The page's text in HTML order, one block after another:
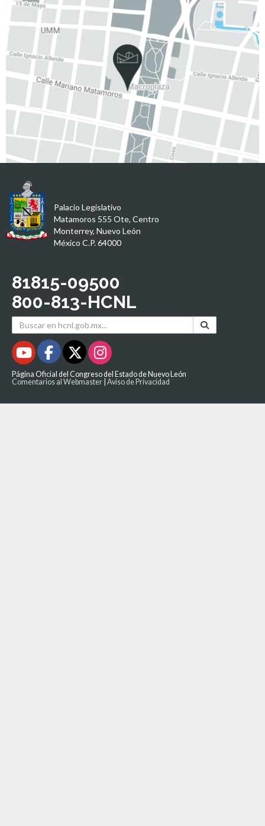
Palacio Legislativo
Matamoros 555 Ote, Centro
Monterrey, Nuevo León
México C.P. 64000
81815-09500
800-813-HCNL
Página Oficial del Congreso del Estado de Nuevo León
Comentarios al Webmaster Aviso de Privacidad